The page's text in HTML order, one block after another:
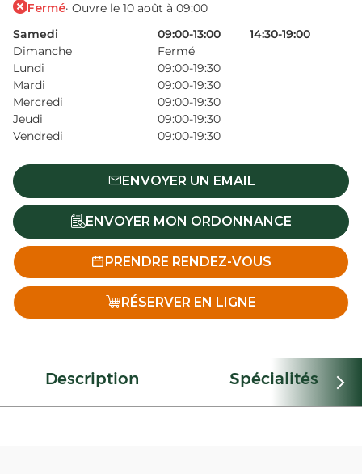
Fermé· Ouvre le 10 août à 09:00
Samedi
09:00-13:00
14:30-19:00
Dimanche
Fermé
Lundi
09:00-19:30
Mardi
09:00-19:30
Mercredi
09:00-19:30
Jeudi
09:00-19:30
Vendredi
09:00-19:30
ENVOYER UN EMAIL
ENVOYER MON ORDONNANCE
PRENDRE RENDEZ-VOUS
RÉSERVER EN LIGNE
Description Spécialités